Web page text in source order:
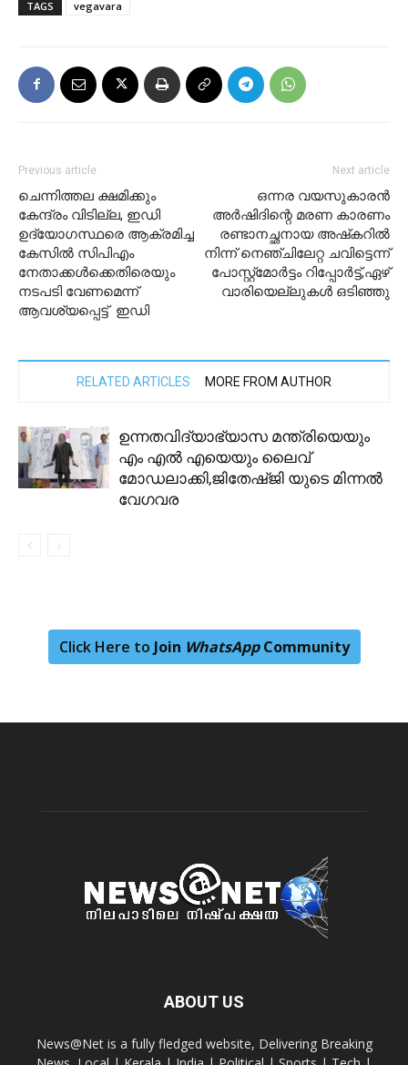
TAGS vegavara
Previous article
ചെന്നിത്തല ക്ഷമിക്കും
കേന്ദ്രം വിടില്ല, ഇഡി
ഉദ്യോഗസ്ഥരെ ആക്രമിച്ച
കേസില്‍ സിപിഎം
നേതാക്കള്‍ക്കെതിരെയും
നടപടി വേണമെന്ന്
ആവശ്യപ്പെട്ട് ഇഡി
Next article
ഒന്നര വയസുകാരന്‍
അര്‍ഷിദിന്റെ മരണ കാരണം
രണ്ടാനച്ഛനായ അഷ്‌കറില്‍
നിന്ന് നെഞ്ചിലേറ്റ ചവിട്ടെന്ന്
പോസ്റ്റ്‌മോര്‍ട്ടം റിപ്പോര്‍ട്ട്,ഏഴ്
വാരിയെല്ലുകള്‍ ഒടിഞ്ഞു
RELATED ARTICLES MORE FROM AUTHOR
ഉന്നതവിദ്യാഭ്യാസ മന്ത്രിയെയും
എം എൽ എയെയും ലൈവ്
മോഡലാക്കി,ജിതേഷ്ജി യുടെ മിന്നൽ
വേഗവര
Click Here to Join WhatsAppCommunity
ABOUT US
News@Net is a fully fledged website, Delivering Breaking